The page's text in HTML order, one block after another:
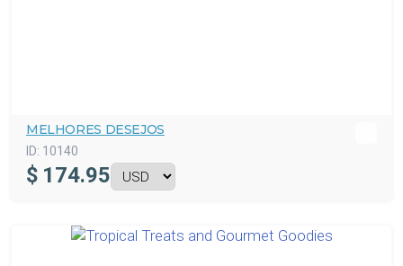
MELHORES DESEJOS
ID: 10140
$ 174.95